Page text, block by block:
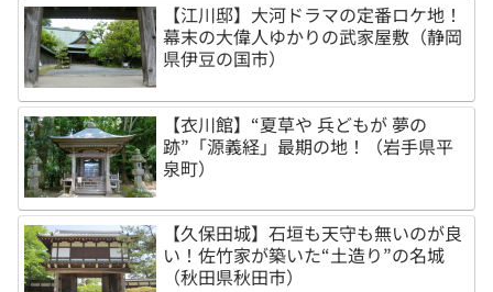
【江川邸】大河ドラマの定番ロケ地！
幕末の大偉人ゆかりの武家屋敷（静岡
県伊豆の国市）
【衣川館】“夏草や 兵どもが 夢の
跡”「源義経」最期の地！（岩手県平
泉町）
【久保田城】石垣も天守も無いのが良
い！佐竹家が築いた“土造り”の名城
（秋田県秋田市）